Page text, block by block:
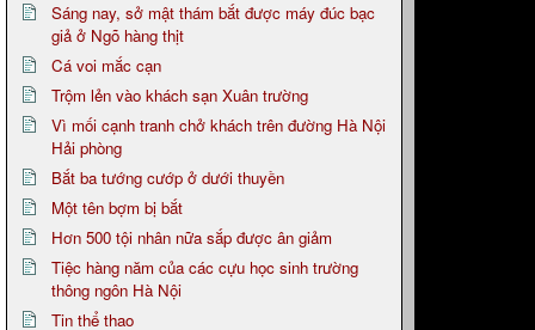
Sáng nay, sở mật thám bắt được máy đúc bạc
giả ở Ngõ hàng thịt
Cá voi mắc cạn
Trộm lẻn vào khách sạn Xuân trường
Vì mối cạnh tranh chở khách trên đường Hà Nội
Hải phòng
Bắt ba tướng cướp ở dưới thuyền
Một tên bợm bị bắt
Hơn 500 tội nhân nữa sắp được ân giảm
Tiệc hàng năm của các cựu học sinh trường
thông ngôn Hà Nội
Tin thể thao